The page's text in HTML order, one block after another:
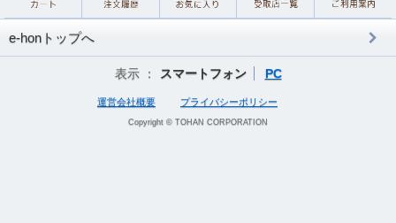
e-honトップへ
表示 ： スマートフォン PC
運営会社概要 プライバシーポリシー
Copyright © TOHAN CORPORATION